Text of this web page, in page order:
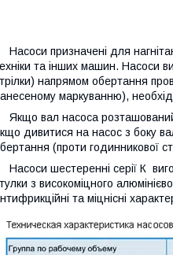
призначені для
та інших машин. Насоси
напрямом обертання
маркуванню),
вал насоса розташований
дивитися на насос з боку
(проти годинникової
шестеренні серії К
з високоміцного
та міцнісні